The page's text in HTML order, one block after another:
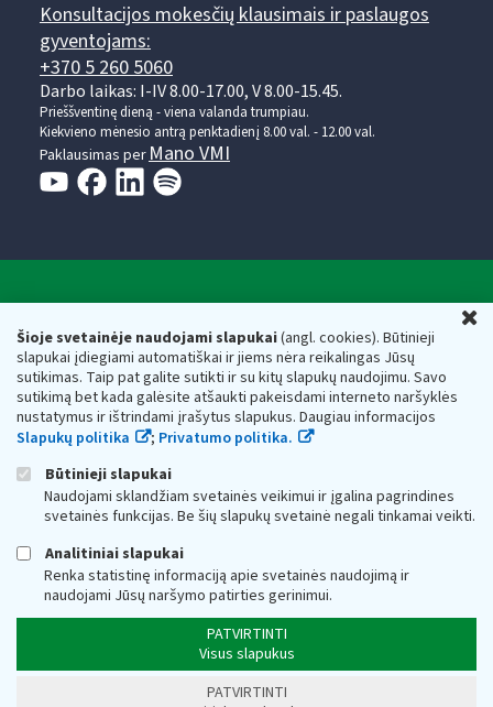
Šioje svetainėje naudojami slapukai(angl. cookies). Būtinieji
slapukai įdiegiami automatiškai ir jiems nėra reikalingas Jūsų
sutikimas. Taip pat galite sutikti ir su kitų slapukų naudojimu. Savo
sutikimą bet kada galėsite atšaukti pakeisdami interneto naršyklės
nustatymus ir ištrindami įrašytus slapukus. Daugiau informacijos
Slapukų politika
; Privatumo politika.
Būtinieji slapukai
Naudojami sklandžiam svetainės veikimui ir įgalina pagrindines
svetainės funkcijas. Be šių slapukų svetainė negali tinkamai veikti.
Analitiniai slapukai
Renka statistinę informaciją apie svetainės naudojimą ir
naudojami Jūsų naršymo patirties gerinimui.
PATVIRTINTI
Visus slapukus
PATVIRTINTI
Konsultacijos mokesčių klausimais ir paslaugos
gyventojams:
+370 5 260 5060
Darbo laikas: I-IV 8.00-17.00, V 8.00-15.45.
Prieššventinę dieną - viena valanda trumpiau.
Kiekvieno mėnesio antrą penktadienį 8.00 val. - 12.00 val.
Paklausimas perMano VMI
Valstybinė mokesčių inspekcija prie Lietuvos
Respublikos finansų ministerijos
Biudžetinė įstaiga. Juridinio asmens kodas — 188659752,
adresas: Vasario 16-osios g. 14, 01107 Vilnius, Lietuva, el.paštas:
vmi@vmi.lt , E. pristatymo dėžutės adresas 188659752
Duomenys apie Valstybinę mokesčių inspekciją prie Lietuvos
Respublikos finansų ministerijos kaupiami ir saugomi Juridinių